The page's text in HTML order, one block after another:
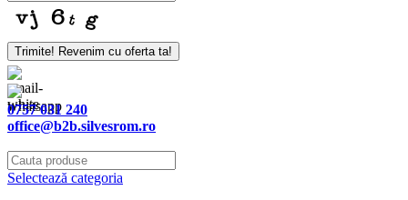
Trimite! Revenim cu oferta ta!
0757 031 240
office@b2b.silvesrom.ro
Selectează categoria